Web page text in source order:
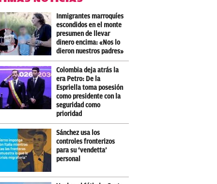
Inmigrantes marroquíes
escondidos en el monte
presumen de llevar
dinero encima: «Nos lo
dieron nuestros padres»
Colombia deja atrás la
era Petro: De la
Espriella toma posesión
como presidente con la
seguridad como
prioridad
Sánchez usa los
controles fronterizos
para su ‘vendetta’
personal